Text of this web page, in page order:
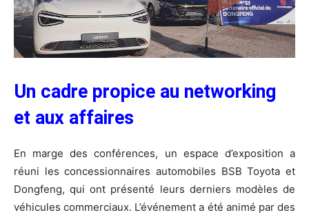
Un cadre propice au networking
et aux affaires
En marge des conférences, un espace d’exposition a
réuni les concessionnaires automobiles BSB Toyota et
Dongfeng, qui ont présenté leurs derniers modèles de
véhicules commerciaux. L’événement a été animé par des